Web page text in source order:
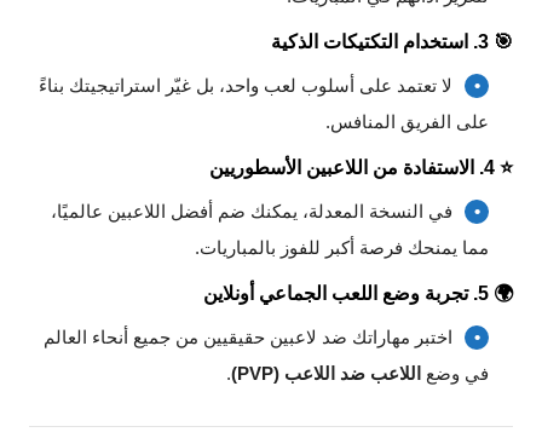
🎯 3. استخدام التكتيكات الذكية
لا تعتمد على أسلوب لعب واحد، بل غيّر استراتيجيتك بناءً
على الفريق المنافس.
⭐ 4. الاستفادة من اللاعبين الأسطوريين
في النسخة المعدلة، يمكنك ضم أفضل اللاعبين عالميًا،
مما يمنحك فرصة أكبر للفوز بالمباريات.
🌍 5. تجربة وضع اللعب الجماعي أونلاين
اختبر مهاراتك ضد لاعبين حقيقيين من جميع أنحاء العالم
في وضع اللاعب ضد اللاعب (PVP) .